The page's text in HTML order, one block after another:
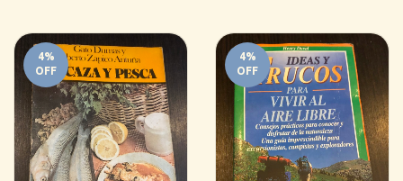
4%
OFF
4%
OFF